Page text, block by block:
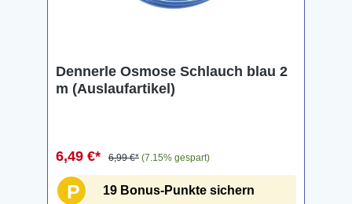
Dennerle Osmose Schlauch blau 2
m (Auslaufartikel)
6,49 €* 6,99 €* (7.15% gespart)
P 19 Bonus-Punkte sichern